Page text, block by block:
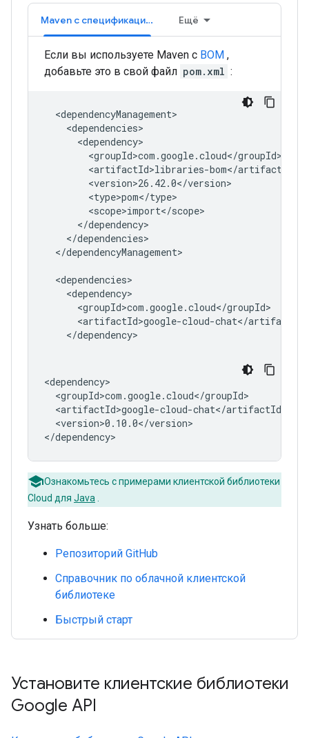
Maven с спецификацией Ещё
Если вы используете Maven с BOM ,
добавьте это в свой файл pom.xml :
</dependencyManagement>
<version>0.10.0</version>
Ознакомьтесь с примерами клиентской библиотеки
Cloud для Java
Узнать больше:
Репозиторий GitHub
Справочник по облачной клиентской
библиотеке
Быстрый старт
Установите клиентские библиотеки
Google API